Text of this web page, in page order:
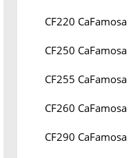
CF220 CaFamosa
CF250 CaFamosa
CF255 CaFamosa
CF260 CaFamosa
CF290 CaFamosa